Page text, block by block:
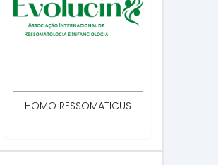
HOMO RESSOMATICUS